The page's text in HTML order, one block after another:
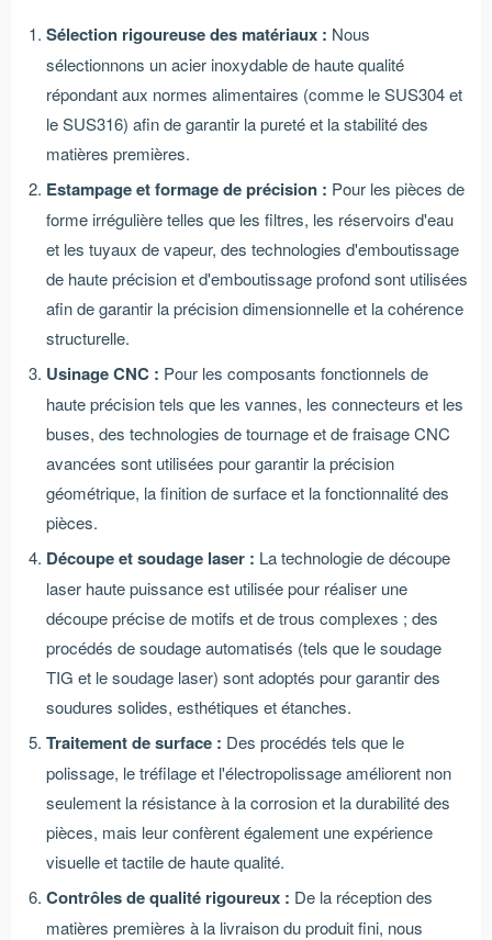
Sélection rigoureuse des matériaux : Nous
sélectionnons un acier inoxydable de haute qualité
répondant aux normes alimentaires (comme le SUS304 et
le SUS316) afin de garantir la pureté et la stabilité des
matières premières.
Estampage et formage de précision : Pour les pièces de
forme irrégulière telles que les filtres, les réservoirs d'eau
et les tuyaux de vapeur, des technologies d'emboutissage
de haute précision et d'emboutissage profond sont utilisées
afin de garantir la précision dimensionnelle et la cohérence
structurelle.
Usinage CNC : Pour les composants fonctionnels de
haute précision tels que les vannes, les connecteurs et les
buses, des technologies de tournage et de fraisage CNC
avancées sont utilisées pour garantir la précision
géométrique, la finition de surface et la fonctionnalité des
pièces.
Découpe et soudage laser : La technologie de découpe
laser haute puissance est utilisée pour réaliser une
découpe précise de motifs et de trous complexes ; des
procédés de soudage automatisés (tels que le soudage
TIG et le soudage laser) sont adoptés pour garantir des
soudures solides, esthétiques et étanches.
Traitement de surface : Des procédés tels que le
polissage, le tréfilage et l'électropolissage améliorent non
seulement la résistance à la corrosion et la durabilité des
pièces, mais leur confèrent également une expérience
visuelle et tactile de haute qualité.
Contrôles de qualité rigoureux : De la réception des
matières premières à la livraison du produit fini, nous